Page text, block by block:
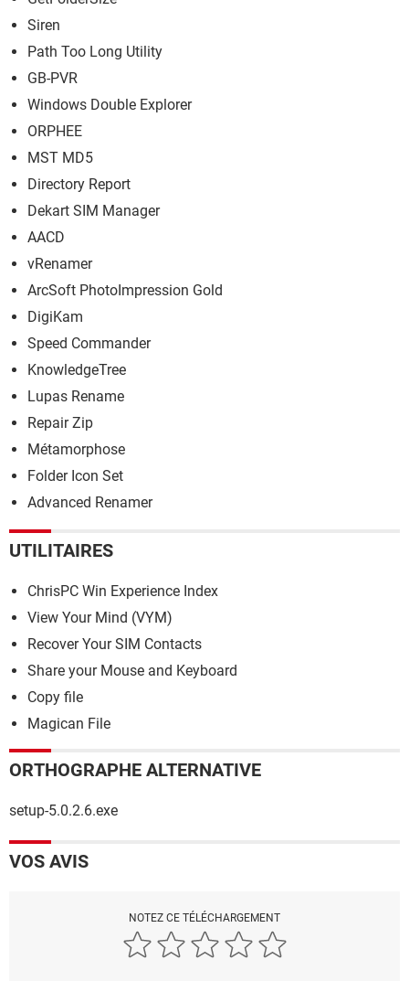
Siren
Path Too Long Utility
GB-PVR
Windows Double Explorer
ORPHEE
MST MD5
Directory Report
Dekart SIM Manager
AACD
vRenamer
ArcSoft PhotoImpression Gold
DigiKam
Speed Commander
KnowledgeTree
Lupas Rename
Repair Zip
Métamorphose
Folder Icon Set
Advanced Renamer
UTILITAIRES
ChrisPC Win Experience Index
View Your Mind (VYM)
Recover Your SIM Contacts
Share your Mouse and Keyboard
Copy file
Magican File
ORTHOGRAPHE ALTERNATIVE
setup-5.0.2.6.exe
VOS AVIS
NOTEZ CE TÉLÉCHARGEMENT